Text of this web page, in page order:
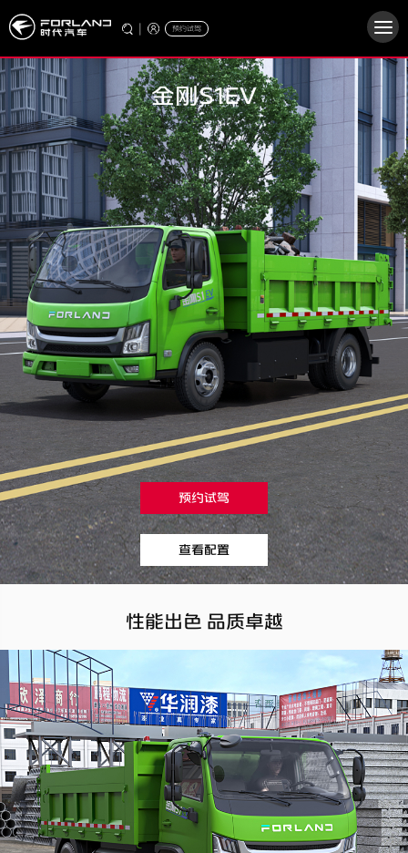
| 预约试驾
金刚S1EV
预约试驾
查看配置
性能出色 品质卓越